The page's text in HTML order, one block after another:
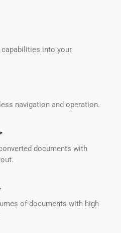
into your
navigation and operation.
documents with
of documents with high